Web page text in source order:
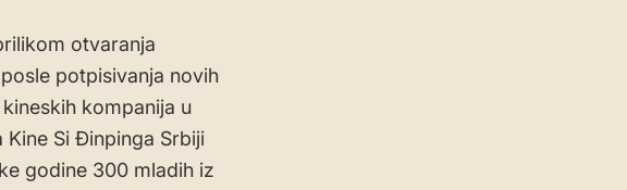
otvaranja
potpisivanja novih
kompanija u
Si Đinpinga Srbiji
godine 300 mladih iz